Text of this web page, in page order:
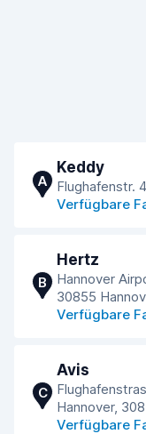
A
Keddy
Flughafenstr. 4
Verfügbare
B
Hertz
Hannover
30855
Verfügbare
C
Avis
Hannover,
Verfügbare